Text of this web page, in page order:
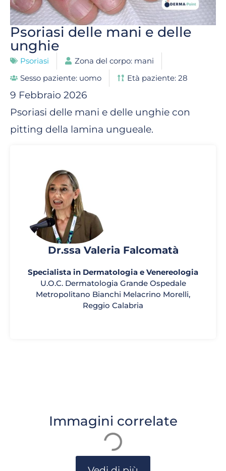
Dr.ssa Valeria Falcomatà
Specialista in Dermatologia e Venereologia
U.O.C. Dermatologia Grande Ospedale
Metropolitano Bianchi Melacrino Morelli,
Reggio Calabria
Psoriasi delle mani e delle
unghie
Psoriasi
Zona del corpo: mani
Sesso paziente: uomo
Età paziente: 28
9 Febbraio 2026
Psoriasi delle mani e delle unghie con
pitting della lamina ungueale.
Immagini correlate